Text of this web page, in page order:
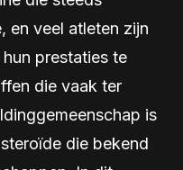
en veel atleten zijn
prestaties te
die vaak ter
is
die bekend